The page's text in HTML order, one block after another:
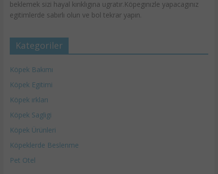
beklemek sizi hayal kırıklıgına ugratır.Köpegınızle yapacagınız
egitimlerde sabırlı olun ve bol tekrar yapın.
Kategoriler
Köpek Bakımı
Köpek Egitimi
Köpek ırkları
Köpek Sagligi
Köpek Ürünleri
Köpeklerde Beslenme
Pet Otel